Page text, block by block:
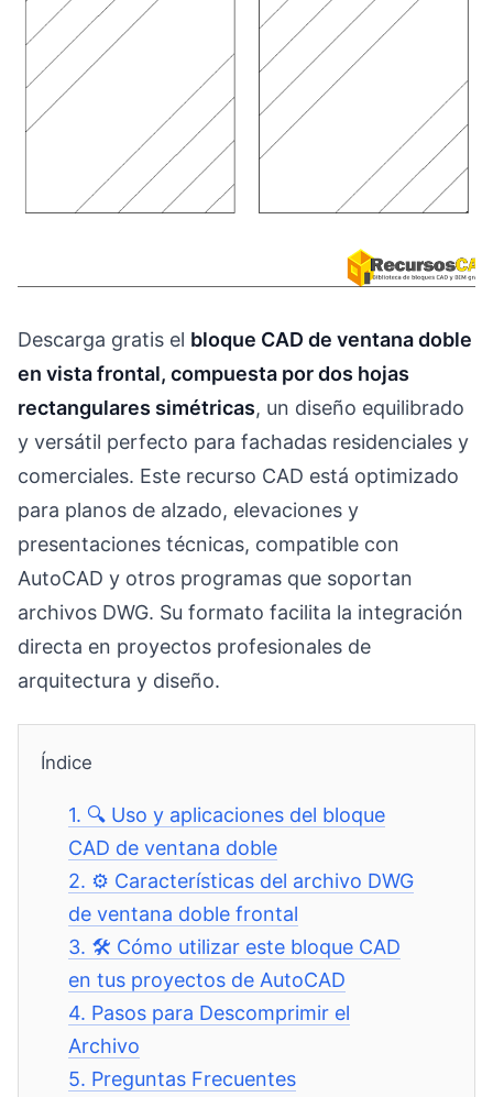
Descarga gratis el bloque CAD de ventana doble
en vista frontal, compuesta por dos hojas
rectangulares simétricas, un diseño equilibrado
y versátil perfecto para fachadas residenciales y
comerciales. Este recurso CAD está optimizado
para planos de alzado, elevaciones y
presentaciones técnicas, compatible con
AutoCAD y otros programas que soportan
archivos DWG. Su formato facilita la integración
directa en proyectos profesionales de
arquitectura y diseño.
Índice
1. 🔍 Uso y aplicaciones del bloque
CAD de ventana doble
2. ⚙️ Características del archivo DWG
de ventana doble frontal
3. 🛠 Cómo utilizar este bloque CAD
en tus proyectos de AutoCAD
4. Pasos para Descomprimir el
Archivo
5. Preguntas Frecuentes